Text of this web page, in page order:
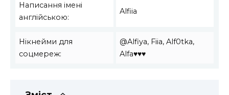
Написання імені
англійською:
Alfiia
Нікнейми для
соцмереж:
@Alfiya, Fiia, Alf0tka,
Alfa♥♥♥